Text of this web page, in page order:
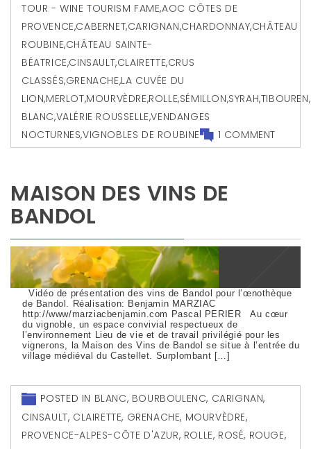
TOUR - WINE TOURISM FAME,AOC CÔTES DE
PROVENCE,CABERNET,CARIGNAN,CHARDONNAY,CHÂTEAU
ROUBINE,CHÂTEAU SAINTE-
BÉATRICE,CINSAULT,CLAIRETTE,CRUS
CLASSÉS,GRENACHE,LA CUVÉE DU
LION,MERLOT,MOURVÈDRE,ROLLE,SÉMILLON,SYRAH,TIBOUREN,
BLANC,VALÉRIE ROUSSELLE,VENDANGES
NOCTURNES,VIGNOBLES DE ROUBINE 1 COMMENT
MAISON DES VINS DE
BANDOL
Vidéo de présentation des vins de Bandol pour l’œnothèque
de Bandol. Réalisation: Benjamin MARZIAC
http://www/marziacbenjamin.com Pascal PERIER Au cœur
du vignoble, un espace convivial respectueux de
l’environnement Lieu de vie et de travail privilégié pour les
vignerons, la Maison des Vins de Bandol se situe à l’entrée du
village médiéval du Castellet. Surplombant […]
POSTED IN BLANC, BOURBOULENC, CARIGNAN,
CINSAULT, CLAIRETTE, GRENACHE, MOURVÈDRE,
PROVENCE-ALPES-CÔTE D'AZUR, ROLLE, ROSÉ, ROUGE,